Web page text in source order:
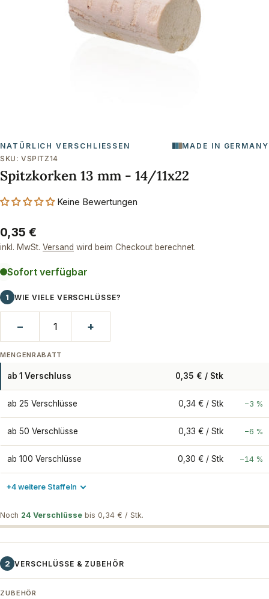
Sie das Medium 0 im Modalformat
NATÜRLICH VERSCHLIESSEN
MADE IN GERMANY
SKU: VSPITZ14
Spitzkorken 13 mm - 14/11x22
Keine Bewertungen
Regulärer
Preis
0,35 €
inkl. MwSt. Versand wird beim Checkout berechnet.
Sofort verfügbar
1 WIE VIELE VERSCHLÜSSE?
− +
MENGENRABATT
ab 1 Verschluss 0,35 € / Stk
ab 25 Verschlüsse 0,34 € / Stk −3 %
ab 50 Verschlüsse 0,33 € / Stk −6 %
ab 100 Verschlüsse 0,30 € / Stk −14 %
+4 weitere Staffeln
Noch 24 Verschlüsse bis 0,34 € / Stk.
2 VERSCHLÜSSE & ZUBEHÖR
ZUBEHÖR